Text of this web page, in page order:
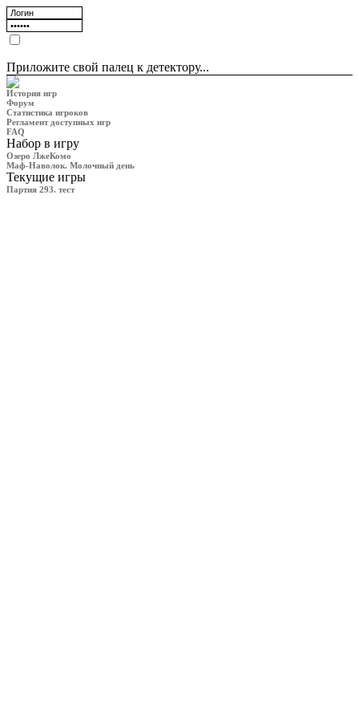
Приложите свой палец к детектору...
История игр
Форум
Статистика игроков
Регламент доступных игр
FAQ
Набор в игру
Озеро ЛжеКомо
Маф-Наволок. Молочный день
Текущие игры
Партия 293. тест